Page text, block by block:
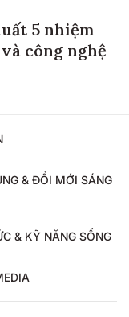
5 nhiệm
công nghệ
& ĐỔI MỚI SÁNG
& KỸ NĂNG SỐNG